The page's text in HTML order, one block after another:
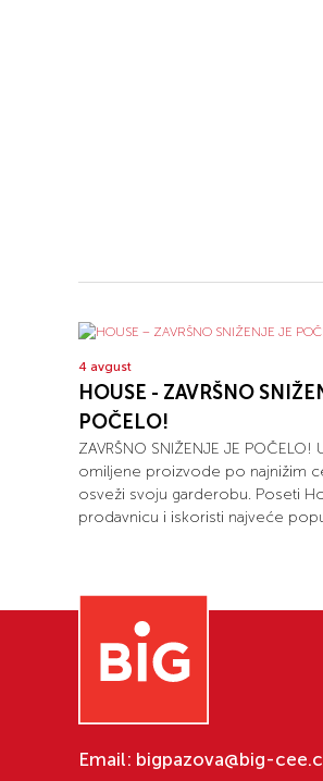
4 avgust
HOUSE - ZAVRŠNO
POČELO!
ZAVRŠNO SNIŽENJE JE POČELO!
omiljene proizvode po najnižim
osveži svoju garderobu. Poseti
prodavnicu i iskoristi najveće
Email: bigpazova@big-